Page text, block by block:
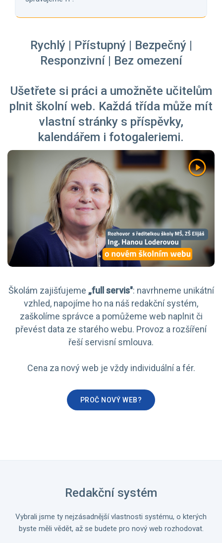
Rychlý | Přístupný | Bezpečný |
Responzivní | Bez omezení
Ušetřete si práci a umožněte učitelům
plnit školní web. Každá třída může mít
vlastní stránky s příspěvky,
kalendářem i fotogaleriemi.
Školám zajišťujeme „full servis": navrhneme unikátní
vzhled, napojíme ho na náš redakční systém,
zaškolíme správce a pomůžeme web naplnit či
převést data ze starého webu. Provoz a rozšíření
řeší servisní smlouva.
Cena za nový web je vždy individuální a fér.
PROČ NOVÝ WEB?
Redakční systém
Vybrali jsme ty nejzásadnější vlastnosti systému, o kterých
byste měli vědět, až se budete pro nový web rozhodovat.